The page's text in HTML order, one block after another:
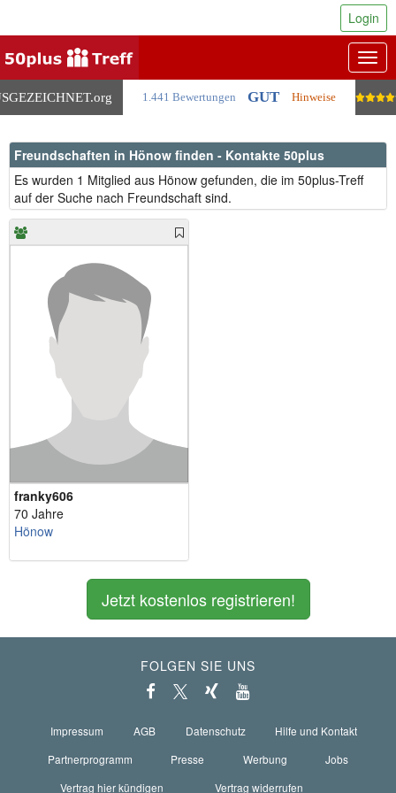
.org 1.441 Bewertungen GUT Hinweise
Login
Freundschaften in Hönow finden - Kontakte 50plus
Es wurden 1 Mitglied aus Hönow gefunden, die im 50plus-Treff
auf der Suche nach Freundschaft sind.
franky606
70 Jahre
Hönow
Jetzt kostenlos registrieren!
FOLGEN SIE UNS
Impressum AGB Datenschutz
Hilfe und Kontakt
Partnerprogramm
Presse Werbung
Jobs
Vertrag hier kündigen
Vertrag widerrufen